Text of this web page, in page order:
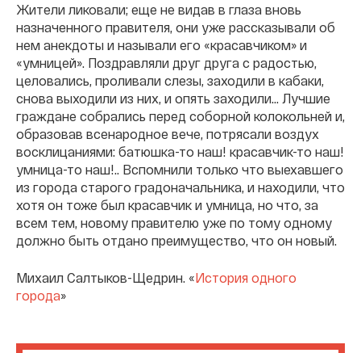
Жители ликовали; еще не видав в глаза вновь
назначенного правителя, они уже рассказывали об
нем анекдоты и называли его «красавчиком» и
«умницей». Поздравляли друг друга с радостью,
целовались, проливали слезы, заходили в кабаки,
снова выходили из них, и опять заходили… Лучшие
граждане собрались перед соборной колокольней и,
образовав всенародное вече, потрясали воздух
восклицаниями: батюшка-то наш! красавчик-то наш!
умница-то наш!.. Вспомнили только что выехавшего
из города старого градоначальника, и находили, что
хотя он тоже был красавчик и умница, но что, за
всем тем, новому правителю уже по тому одному
должно быть отдано преимущество, что он новый.
Михаил Салтыков-Щедрин. «История одного
города»